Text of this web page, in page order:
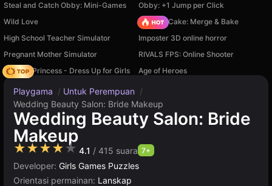
Steal and Catch Obby: Mini-Games
Obby: +1 Jump per Click
Wild Love
Piece of Cake: Merge & Bake
High School Teacher Simulator
Imposter 3D online horror
Pregnant Mother Simulator
RIVALS FPS: Online Shooter
Fashion Princess - Dress Up for Girls
Age of Heroes
Playgama / Untuk Perempuan /
Wedding Beauty Salon: Bride Makeup
Wedding Beauty Salon: Bride
Makeup
★★★★★ 4.1 / 415 suara 7+
Developer: Girls Games Puzzles
Orientasi permainan: Lanskap